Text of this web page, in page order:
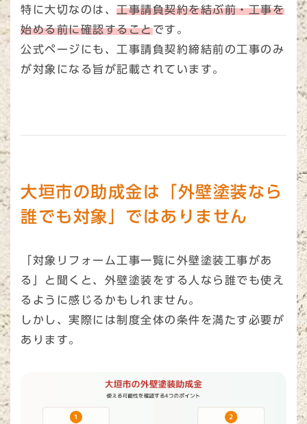
特に大切なのは、 工事請負契約を結ぶ前・工事を
始める前に確認することです。
公式ページにも、工事請負契約締結前の工事のみ
が対象になる旨が記載されています。
大垣市の助成金は「外壁塗装なら
誰でも対象」ではありません
「対象リフォーム工事一覧に外壁塗装工事があ
る」と聞くと、外壁塗装をする人なら誰でも使え
るように感じるかもしれません。
しかし、実際には制度全体の条件を満たす必要が
あります。